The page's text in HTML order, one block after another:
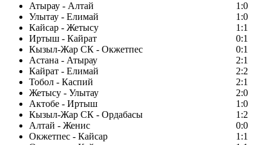
Атырау - Алтай
1:0
Улытау - Елимай
1:0
Кайсар - Жетысу
1:1
Иртыш - Кайрат
0:1
Кызыл-Жар СК - Окжетпес
0:1
Астана - Атырау
2:1
Кайрат - Елимай
2:2
Тобол - Каспий
2:1
Жетысу - Улытау
2:0
Актобе - Иртыш
1:0
Кызыл-Жар СК - Ордабасы
1:2
Алтай - Женис
0:0
Окжетпес - Кайсар
1:1